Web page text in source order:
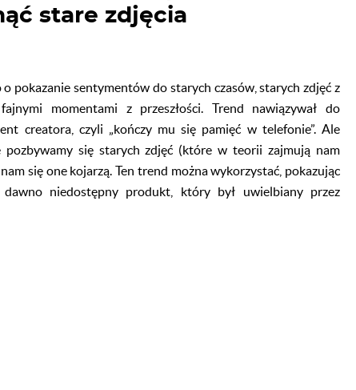
stare zdjęcia
pokazanie sentymentów do starych czasów, starych zdjęć z
momentami z przeszłości. Trend nawiązywał do
creatora, czyli „kończy mu się pamięć w telefonie”. Ale
pozbywamy się starych zdjęć (które w teorii zajmują nam
się one kojarzą. Ten trend można wykorzystać, pokazując
niedostępny produkt, który był uwielbiany przez